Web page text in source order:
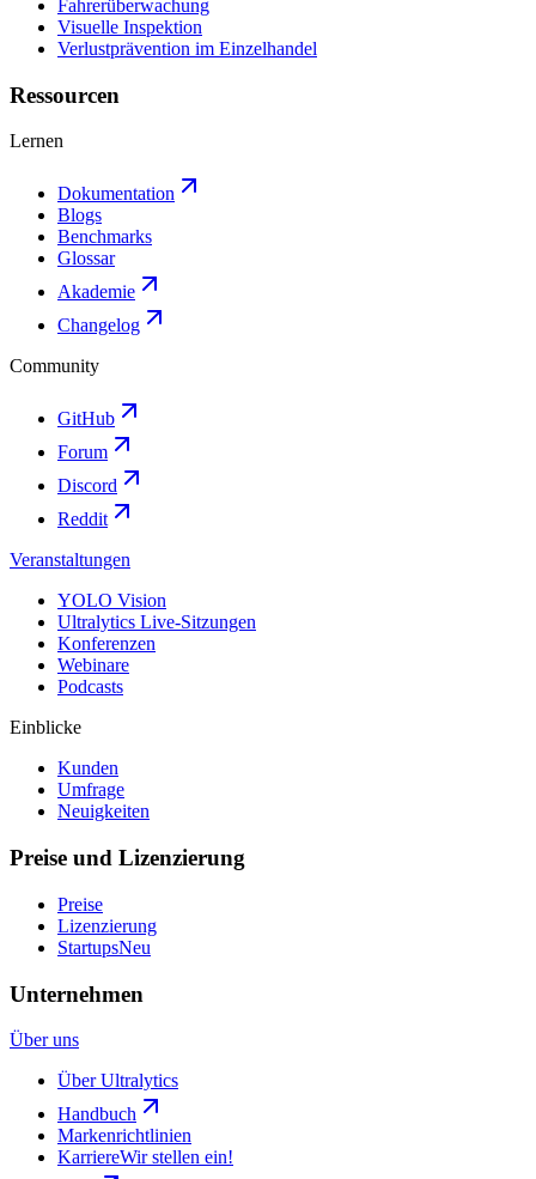
Fahrerüberwachung
Visuelle Inspektion
Verlustprävention im Einzelhandel
Ressourcen
Lernen
Dokumentation
Blogs
Benchmarks
Glossar
Akademie
Changelog
Community
GitHub
Forum
Discord
Reddit
Veranstaltungen
YOLO Vision
Ultralytics Live-Sitzungen
Konferenzen
Webinare
Podcasts
Einblicke
Kunden
Umfrage
Neuigkeiten
Preise und Lizenzierung
Preise
Lizenzierung
StartupsNeu
Unternehmen
Über uns
Über Ultralytics
Handbuch
Markenrichtlinien
KarriereWir stellen ein!